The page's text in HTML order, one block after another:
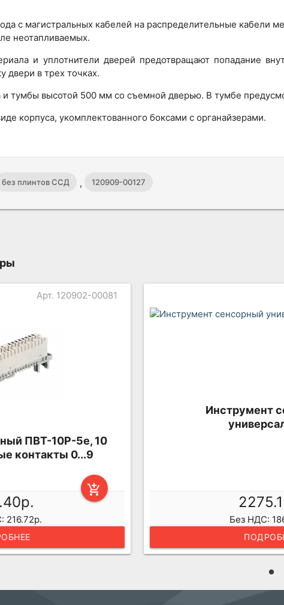
с магистральных кабелей на распределительные кабели
неотапливаемых.
и уплотнители дверей предотвращают попадание
двери в трех точках.
и тумбы высотой 500 мм со съемной дверью. В тумбе
корпуса, укомплектованного боксами с органайзерами.
без плинтов ССД , 120909-00127
Арт. 120902-00081
ПВТ-10Р-5е, 10
контакты 0...9
add_shopping_cart
216.72р.
Инструмент
Без НДС: